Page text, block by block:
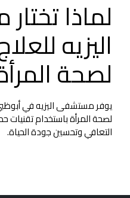
لماذا
اليزيه
لصحة المرأة
يوفر مستشفى اليزيه في
لصحة المرأة باستخدام تقنيات
التعافي وتحسين جودة الحياة.